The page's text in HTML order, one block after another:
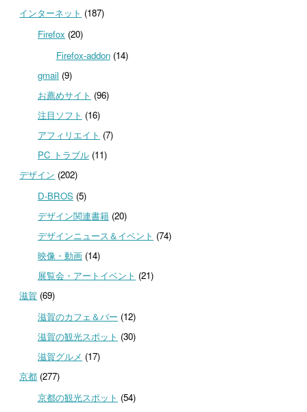
インターネット (187)
Firefox (20)
Firefox-addon(14)
gmail (9)
お薦めサイト (96)
注目ソフト (16)
アフィリエイト (7)
PC トラブル(11)
デザイン (202)
D-BROS(5)
デザイン関連書籍(20)
デザインニュース＆イベント (74)
映像・動画(14)
展覧会・アートイベント (21)
滋賀 (69)
滋賀のカフェ＆バー (12)
滋賀の観光スポット (30)
滋賀グルメ (17)
京都 (277)
京都の観光スポット (54)